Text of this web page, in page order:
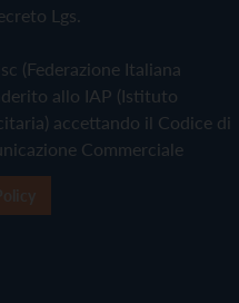
Lgs.
(Federazione Italiana
allo IAP (Istituto
accettando il Codice di
Commerciale